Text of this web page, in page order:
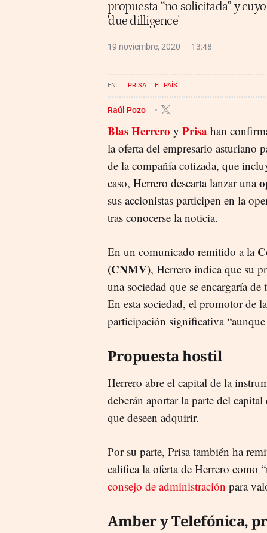
propuesta “no solicitada” y
'due dilligence'
19 noviembre, 2020 13:48
PRISA EL PAÍS
Raúl Pozo
Blas Herrero y Prisa han
la oferta del empresario asturiano
de la compañía cotizada, que
caso, Herrero descarta lanzar una
sus accionistas participen en la
tras conocerse la noticia.
En un comunicado remitido a la
(CNMV), Herrero indica que su
una sociedad que se encargaría
En esta sociedad, el promotor de
participación significativa
Propuesta hostil
Herrero abre el capital de la
deberán aportar la parte del
que deseen adquirir.
Por su parte, Prisa también ha
califica la oferta de Herrero como
consejo de administración para
Amber y Telefónica,